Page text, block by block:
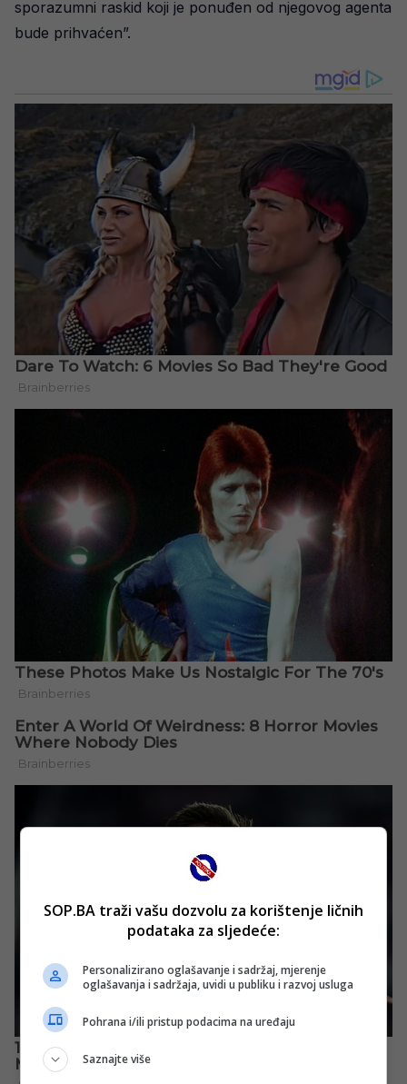
sporazumni raskid koji je ponuđen od njegovog agenta
bude prihvaćen”.
SOP.BA traži vašu dozvolu za korištenje ličnih
podataka za sljedeće:
Personalizirano oglašavanje i sadržaj, mjerenje
oglašavanja i sadržaja, uvidi u publiku i razvoj usluga
Pohrana i/ili pristup podacima na uređaju
Saznajte više